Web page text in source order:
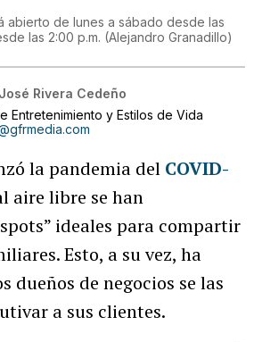
abierto de lunes a sábado desde las
las 2:00 p.m. (Alejandro Granadillo)
Rivera Cedeño
Entretenimiento y Estilos de Vida
la pandemia del COVID-
aire libre se han
ideales para compartir
Esto, a su vez, ha
dueños de negocios se las
a sus clientes.